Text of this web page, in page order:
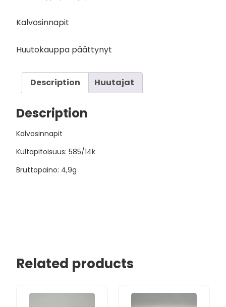
Kalvosinnapit
Huutokauppa päättynyt
Description Huutajat
Description
Kalvosinnapit
Kultapitoisuus: 585/14k
Bruttopaino: 4,9g
Related products